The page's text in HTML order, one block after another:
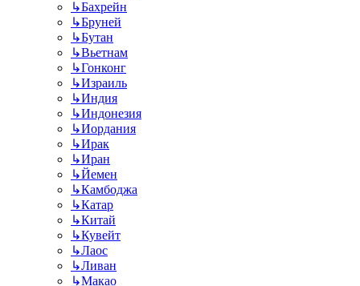
↳Бахрейн
↳Бруней
↳Бутан
↳Вьетнам
↳Гонконг
↳Израиль
↳Индия
↳Индонезия
↳Иордания
↳Ирак
↳Иран
↳Йемен
↳Камбоджа
↳Катар
↳Китай
↳Кувейт
↳Лаос
↳Ливан
↳Макао